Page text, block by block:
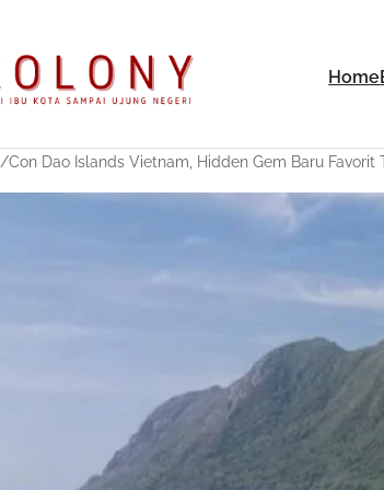
Home
/Con Dao Islands Vietnam, Hidden Gem Baru Favorit